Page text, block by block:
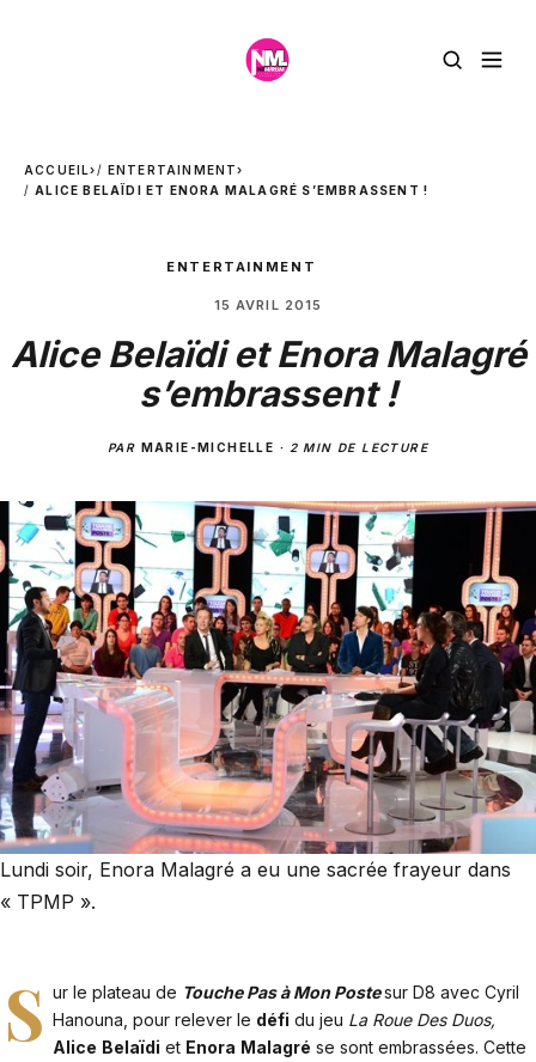
ACCUEIL› ENTERTAINMENT›
ALICE BELAÏDI ET ENORA MALAGRÉ S’EMBRASSENT !
ENTERTAINMENT
15 AVRIL 2015
Alice Belaïdi et Enora Malagré
s’embrassent !
PAR MARIE-MICHELLE · 2 MIN DE LECTURE
Lundi soir, Enora Malagré a eu une sacrée frayeur dans
« TPMP ».
S ur le plateau de Touche Pas à Mon Postesur D8 avec Cyril
Hanouna, pour relever le défi du jeu La Roue Des Duos,
Alice Belaïdi et Enora Malagré se sont embrassées. Cette